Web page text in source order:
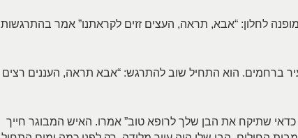
כשמבטו מופנה לחלון: “אבא, תראה, העצים זזים לקראתנו” אמר
ברחמים. הוא התחיל שוב להתרגש: “אבא תראה, העננים רצים
כדאי שתיקח את הבן שלך לרופא טוב” אמרו. האיש המבוגר חייך